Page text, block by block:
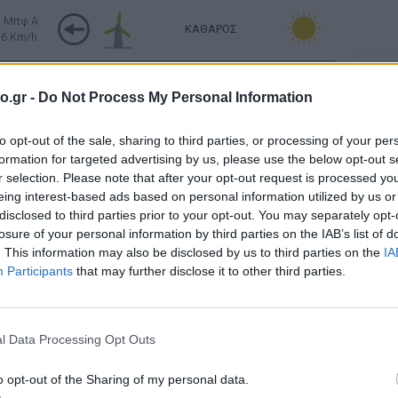
- Do Not Process My Personal Information
opt-out of the sale, sharing to third parties, or processing of your
for targeted advertising by us, please use the below opt-out
selection. Please note that after your opt-out request is processed
interest-based ads based on personal information utilized by us
to third parties prior to your opt-out. You may separately
of your personal information by third parties on the IAB’s list of
This information may also be disclosed by us to third parties on the
Participants that may further disclose it to other third parties.
Data Processing Opt Outs
opt-out of the Sharing of my personal data.
Μπφ Α
Km/h
ΚΑΘΑΡΟΣ
Km/h
ΚΑΘΑΡΟΣ
Μπφ Δ
Km/h
ΚΑΘΑΡΟΣ
Ανατολή: 06:36 - Δύση 20:31
BA
Km/h
ΚΑΘΑΡΟΣ
3 Km/h
ΚΑΘΑΡΟΣ
Μπφ ΒΔ
ΛΙΓΑ ΣΥΝΝΕΦΑ
2026